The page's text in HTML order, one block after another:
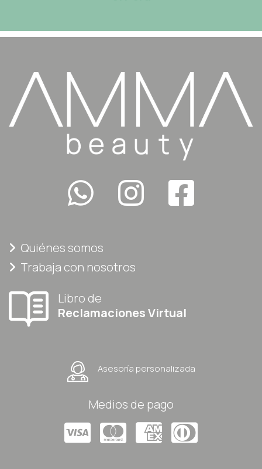
Quiénes somos
Trabaja con nosotros
Libro de
Reclamaciones Virtual
Asesoría personalizada
Medios de pago